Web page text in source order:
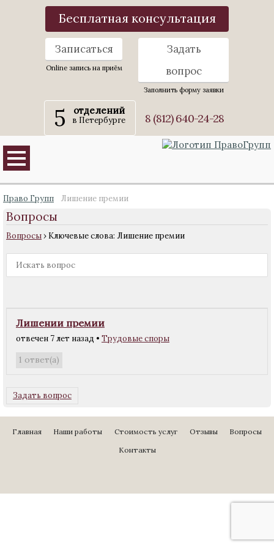
Бесплатная консультация
Записаться
Online запись на приём
Задать
вопрос
Заполнить форму заявки
5 отделений
в Петербурге 8 (812) 640-24-28
Право Групп Лишение премии
Вопросы
Вопросы› Ключевые слова: Лишение премии
Лишении премии
отвечен 7 лет назад • Трудовые споры
1 ответ(а)
Задать вопрос
Главная Наши работы Стоимость услуг Отзывы
Вопросы
Контакты